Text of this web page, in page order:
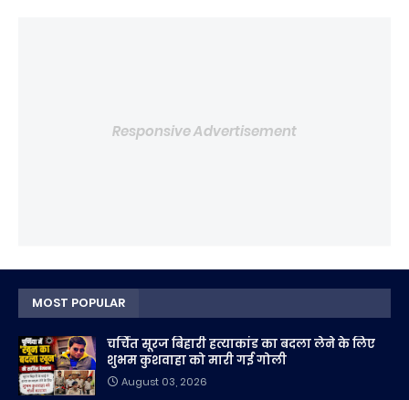
Responsive Advertisement
MOST POPULAR
चर्चित सूरज बिहारी हत्याकांड का बदला लेने के लिए
शुभम कुशवाहा को मारी गई गोली
August 03, 2026